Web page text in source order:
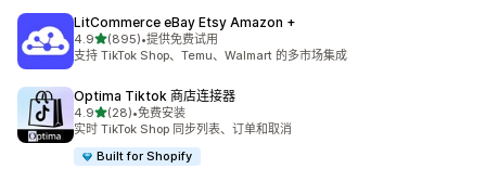
LitCommerce eBay Etsy Amazon +
4.9星（满分 5 星）
(895)
总共 895 条评论
•提供免费试用
支持 TikTok Shop、Temu、Walmart 的多市场集成
Optima Tiktok 商店连接器
4.9星（满分 5 星）
(28)
总共 28 条评论
•免费安装
实时 TikTok Shop 同步列表、订单和取消
Built for Shopify